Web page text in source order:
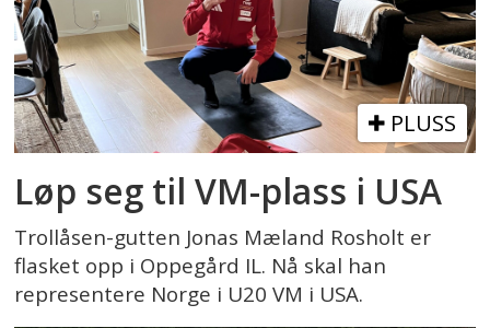
PLUSS
Løp seg til VM-plass i USA
Trollåsen-gutten Jonas Mæland Rosholt er
flasket opp i Oppegård IL. Nå skal han
representere Norge i U20 VM i USA.